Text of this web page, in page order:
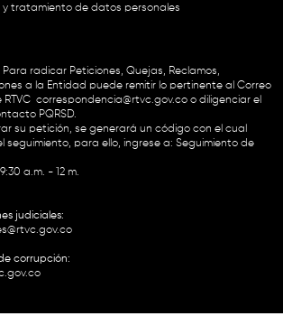
y tratamiento de datos personales
radicar Peticiones, Quejas, Reclamos,
a la Entidad puede remitir lo pertinente al Correo
correspondencia@rtvc.gov.co o diligenciar el
PQRSD.
su petición, se generará un código con el cual
seguimiento, para ello, ingrese a: Seguimiento de
a.m. - 12 m.
judiciales:
corrupción: